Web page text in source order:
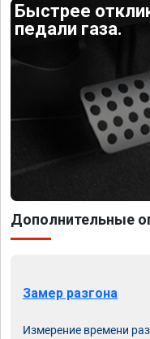
Быстрее
педали газа.
Дополнительные
Замер разгона
Измерение времени